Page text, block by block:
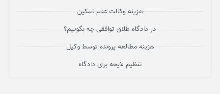
هزینه وکالت عدم تمکین
در دادگاه طلاق توافقی چه بگوییم؟
هزینه مطالعه پرونده توسط وکیل
تنظیم لایحه برای دادگاه